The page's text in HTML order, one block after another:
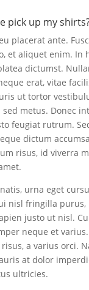
pick up my
placerat ante.
et aliquet enim. In
dictumst.
erat, vitae
ut tortor
metus. Donec
feugiat rutrum.
dictum
risus, id viverra
urna eget
nisl fringilla purus,
justo ut nisl.
neque et
a varius orci.
at dolor
ultricies.